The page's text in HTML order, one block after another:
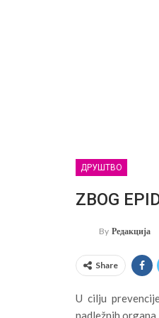
ДРУШТВО
ZBOG
By Редакција
Share
U cilju
nadležnih